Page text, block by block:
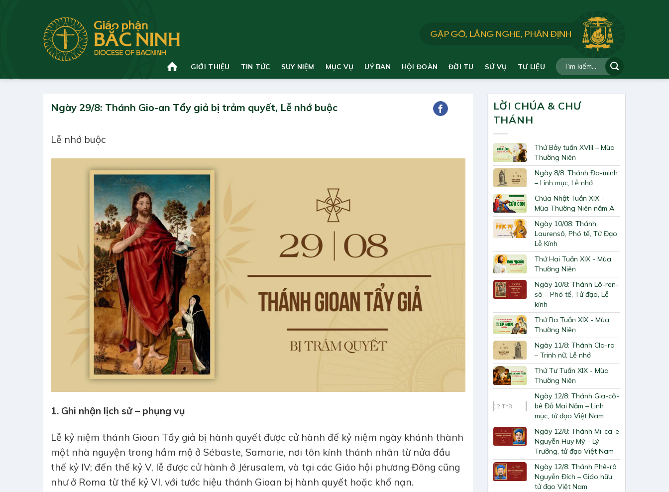
GIỚI THIỆU TIN TỨC SUY NIỆM MỤC VỤ UỶ BAN HỘI ĐOÀN ĐỜI TU SỨ VỤ TƯ LIỆU
Ngày 29/8: Thánh Gio-an Tẩy giả bị trảm quyết, Lễ nhớ buộc
Lễ nhớ buộc
1. Ghi nhận lịch sử – phụng vụ
Lễ kỷ niệm thánh Gioan Tẩy giả bị hành quyết được cử hành để kỷ niệm ngày khánh thành
một nhà nguyện trong hầm mộ ở Sébaste, Samarie, nơi tôn kính thánh nhân từ nửa đầu
thế kỷ IV; đến thế kỷ V, lễ được cử hành ở Jérusalem, và tại các Giáo hội phương Đông cũng
như ở Roma từ thế kỷ VI, với tước hiệu thánh Gioan bị hành quyết hoặc khổ nạn.
LỜI CHÚA & CHƯ
THÁNH
Thứ Bảy tuần XVIII – Mùa
Thường Niên
Ngày 8/8: Thánh Đa-minh
– Linh mục, Lễ nhớ
Chúa Nhật Tuần XIX -
Mùa Thường Niên năm A
Ngày 10/08: Thánh
Laurensô, Phó tế, Tử Đạo,
Lễ Kính
Thứ Hai Tuần XIX - Mùa
Thường Niên
Ngày 10/8: Thánh Lô-ren-
sô – Phó tế, Tử đạo, Lễ
kính
Thứ Ba Tuần XIX - Mùa
Thường Niên
Ngày 11/8: Thánh Cla-ra
– Trinh nữ, Lễ nhớ
Thứ Tư Tuần XIX - Mùa
Thường Niên
12 Th8
Ngày 12/8: Thánh Gia-cô-
bê Đỗ Mai Năm – Linh
mục, tử đạo Việt Nam
Ngày 12/8: Thánh Mi-ca-e
Nguyễn Huy Mỹ – Lý
Trưởng, tử đạo Việt Nam
Ngày 12/8: Thánh Phê-rô
Nguyễn Đích – Giáo hữu,
tử đạo Việt Nam